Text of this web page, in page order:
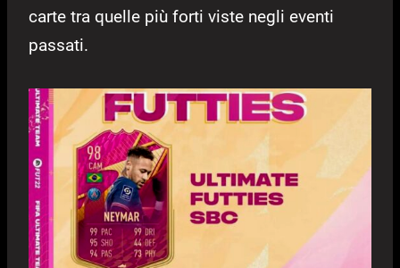
carte tra quelle più forti viste negli eventi
passati.